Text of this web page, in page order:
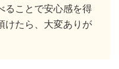
ることで安心感を得
けたら、大変ありが